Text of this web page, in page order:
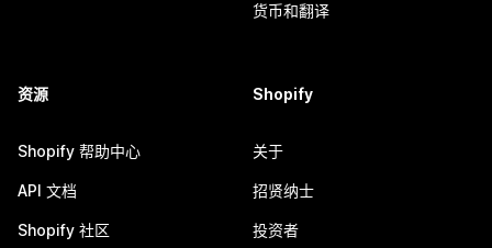
货币和翻译
资源
Shopify 帮助中心
API 文档
Shopify 社区
Shopify
关于
招贤纳士
投资者